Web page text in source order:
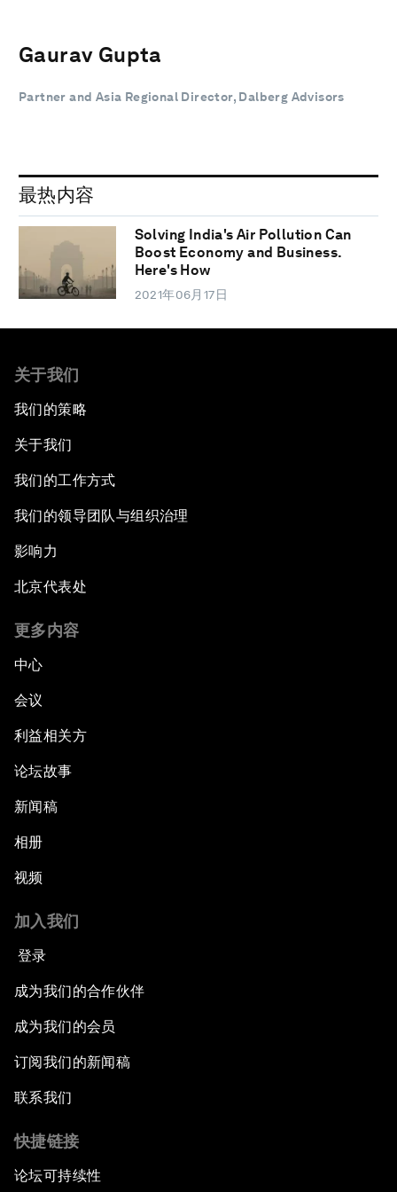
Gaurav Gupta
Partner and Asia Regional Director, Dalberg Advisors
最热内容
Solving India's Air Pollution Can
Boost Economy and Business.
Here's How
2021年06月17日
关于我们
我们的策略
关于我们
我们的工作方式
我们的领导团队与组织治理
影响力
北京代表处
更多内容
中心
会议
利益相关方
论坛故事
新闻稿
相册
视频
加入我们
登录
成为我们的合作伙伴
成为我们的会员
订阅我们的新闻稿
联系我们
快捷链接
论坛可持续性